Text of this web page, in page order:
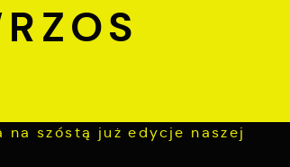
na szóstą już edycje naszej